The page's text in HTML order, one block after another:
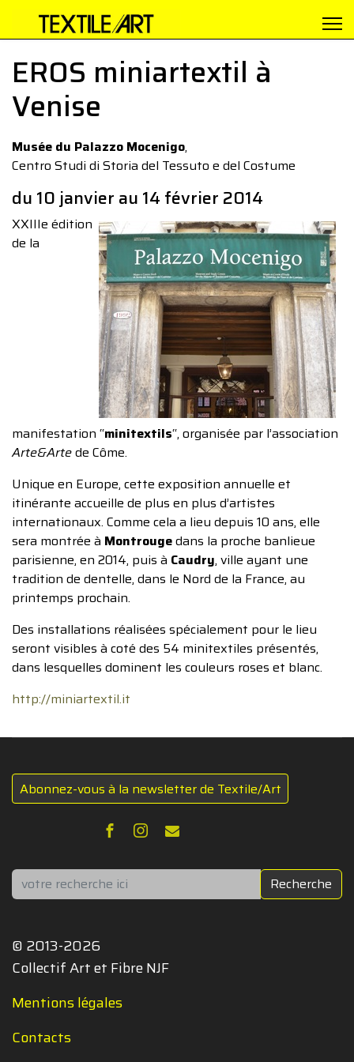
EROS miniartextil à
Venise
Musée du Palazzo Mocenigo,
Centro Studi di Storia del Tessuto e del Costume
du 10 janvier au 14 février 2014
XXIIIe édition
de la
manifestation “minitextils“, organisée par l’association
Arte&Artede Côme.
Unique en Europe, cette exposition annuelle et
itinérante accueille de plus en plus d’artistes
internationaux. Comme cela a lieu depuis 10 ans, elle
sera montrée à Montrougedans la proche banlieue
parisienne, en 2014, puis à Caudry, ville ayant une
tradition de dentelle, dans le Nord de la France, au
printemps prochain.
Des installations réalisées spécialement pour le lieu
seront visibles à coté des 54 minitextiles présentés,
dans lesquelles dominent les couleurs roses et blanc.
http://miniartextil.it
Abonnez-vous à la newsletter de Textile/Art
Rechercher Recherche
© 2013-2026
Collectif Art et Fibre NJF
Mentions légales
Contacts